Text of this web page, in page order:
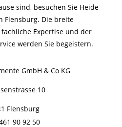
sind, besuchen Sie Heide
Flensburg. Die breite
Expertise und der
werden Sie begeistern.
GmbH & Co KG
10
Flensburg
90 92 50